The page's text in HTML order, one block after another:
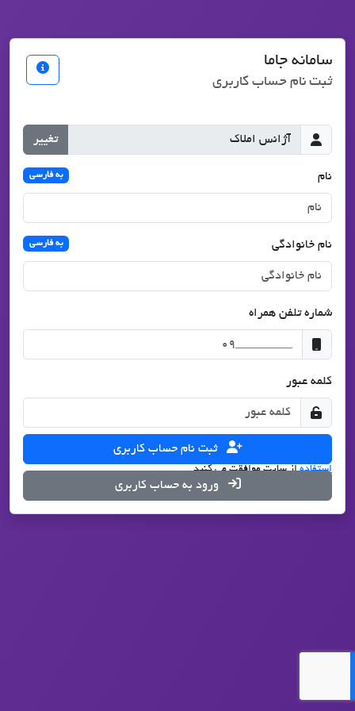
سامانه جاما
ثبت نام حساب کاربری
تغییر
نام به فارسی
نام خانوادگی به فارسی
شماره تلفن همراه
کلمه عبور
با درخواست ثبت نام، شما با تمامی قوانینحریم شخصی
استفادهاز سایت موافقت می کنید.
ثبت نام حساب کاربری
ورود به حساب کاربری